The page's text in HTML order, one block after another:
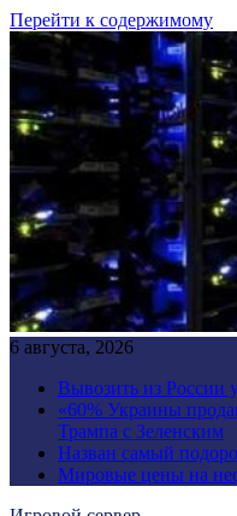
Перейти к содержимому
6 августа, 2026
Вывозить из России
«60% Украины
Трампа с Зеленским
Назван самый
Мировые цены на